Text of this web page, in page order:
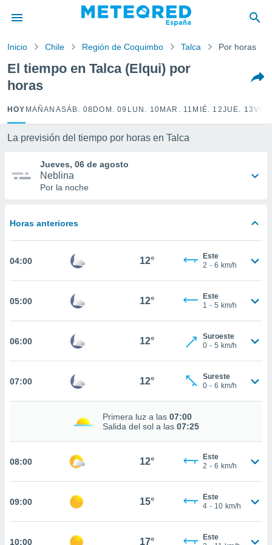
por
para
la
calidad.
a este
las
forma
basada
permite
coste.
botón
a la
todas
ya sean
en
perfil
y
CONTINUAR
Inicio Chile Región de Coquimbo Talca Por horas
El tiempo en Talca (Elqui) por
horas
HOY MAÑANASÁB. 08 DOM. 09 LUN. 10 MAR. 11 MIÉ. 12JUE. 13VIE.
La previsión del tiempo por horas en Talca
Jueves, 06 de agosto
Neblina
Por la noche
Horas anteriores
04:00 12°
Este
2 - 6 km/h
05:00 12°
Este
1 - 5 km/h
06:00 12°
Suroeste
0 - 5 km/h
07:00 12°
Sureste
0 - 6 km/h
Primera luz a las 07:00
Salida del sol a las 07:25
08:00 12°
Este
2 - 6 km/h
09:00 15°
Este
4 - 10 km/h
10:00 17°
Este